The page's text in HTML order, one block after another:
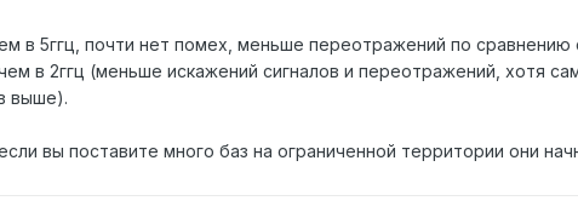
в 5ггц, почти нет помех, меньше переотражений по
в 2ггц (меньше искажений сигналов и переотражений, хотя
выше).
вы поставите много баз на ограниченной территории они